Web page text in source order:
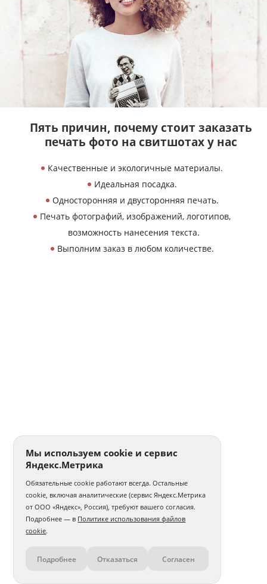
Пять причин, почемустоит заказать
печать фото на свитшотах у нас
Качественные и экологичные материалы.
Идеальная посадка.
Односторонняя и двусторонняя печать.
Печать фотографий, изображений, логотипов,
возможность нанесения текста.
Выполним заказ в любом количестве.
Контакты
Мы используем cookie и сервис
Яндекс.Метрика
Обязательные cookie работают всегда. Остальные
cookie, включая аналитические (сервис Яндекс.Метрика
от ООО «Яндекс», Россия), требуют вашего согласия.
Подробнее — в Политике использования файлов
cookie.
Подробнее Отказаться Согласен